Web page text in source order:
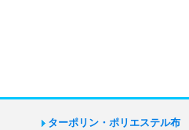
ターポリン・ポリエステル布